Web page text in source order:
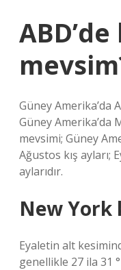
Güney Amerika’da
Güney Amerika’da
mevsimi; Güney
Ağustos kış ayları;
aylarıdır.
New York
Eyaletin alt
genellikle 27 ila 31